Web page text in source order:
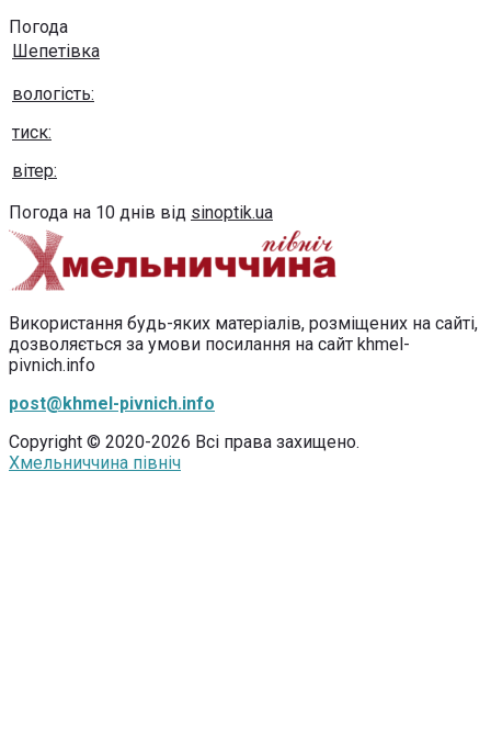
Погода
Шепетівка
вологість:
тиск:
вітер:
Погода на 10 днів від sinoptik.ua
Використання будь-яких матеріалів, розміщених на сайті,
дозволяється за умови посилання на сайт khmel-
pivnich.info
post@khmel-pivnich.info
Copyright © 2020-2026 Всі права захищено.
Хмельниччина північ